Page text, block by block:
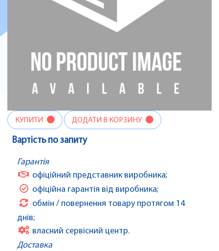
КУПИТИ ДОДАТИ В КОРЗИНУ
Вартість по запиту
Гарантія
офіційний представник виробника;
офіційна гарантія від виробника;
обмін / повернення товару протягом 14
днів;
власний сервісний центр.
Доставка